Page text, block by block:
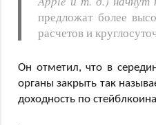
предложат более
расчетов и
Он отметил, что в
органы закрыть так
доходность по